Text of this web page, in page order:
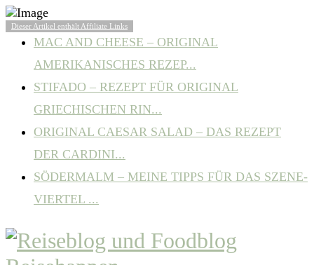
BELIEBTE ARTIKEL
MAC AND CHEESE – ORIGINAL
AMERIKANISCHES REZEP...
STIFADO – REZEPT FÜR ORIGINAL
GRIECHISCHEN RIN...
ORIGINAL CAESAR SALAD – DAS REZEPT
DER CARDINI...
SÖDERMALM – MEINE TIPPS FÜR DAS SZENE-
VIERTEL ...
Dieser Artikel enthält Affiliate Links